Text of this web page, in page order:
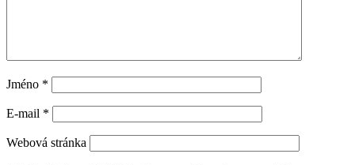
Jméno *
E-mail *
Webová stránka